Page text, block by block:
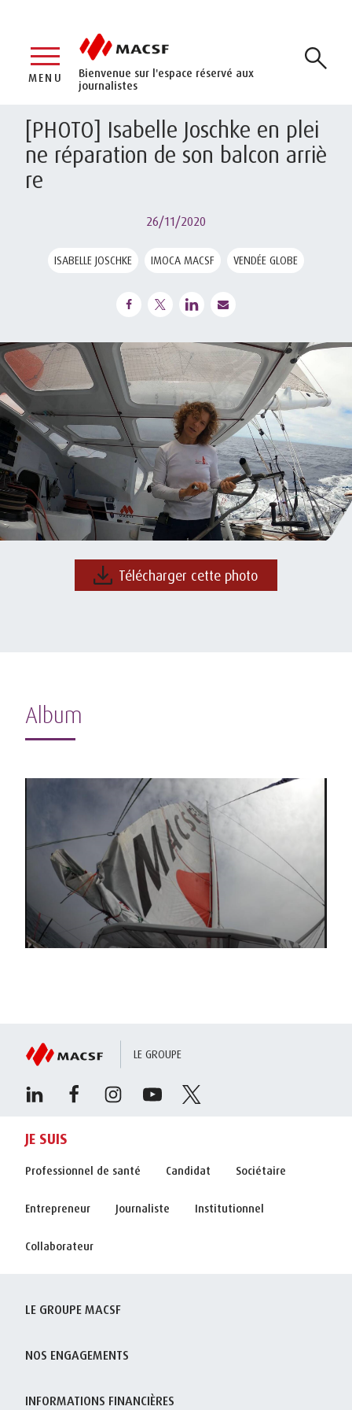
Bienvenue sur l'espace réservé aux
journalistes
MENU
[PHOTO] Isabelle Joschke en plei
ne réparation de son balcon arriè
re
26/11/2020
ISABELLE JOSCHKE IMOCA MACSF VENDÉE GLOBE
Télécharger cette photo
Album
LE GROUPE
JE SUIS
Professionnel de santé Candidat Sociétaire
Entrepreneur Journaliste Institutionnel
Collaborateur
LE GROUPE MACSF
NOS ENGAGEMENTS
INFORMATIONS FINANCIÈRES